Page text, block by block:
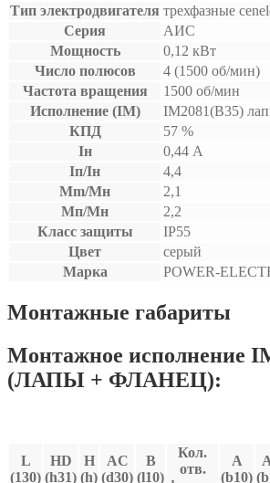
Тип электродвигателя трехфазные
Серия
АИС
Мощность
0,12 кВт
Число полюсов
4 (1500 об/мин)
Частота вращения
1500 об/мин
Исполнение (IM)
IM2081(B35)
КПД
57 %
Iн
0,44 А
Iп/Iн
4,4
Mm/Мн
2,1
Мп/Мн
2,2
Класс защиты
IP55
Цвет
серый
Марка
POWER-
Монтажные габариты
Монтажное исполнение
(ЛАПЫ + ФЛАНЕЦ):
L
(130)
HD
(h31)
H
(h)
AC
(d30)
В
(l10)
Кол.
отв.
A
(b10)